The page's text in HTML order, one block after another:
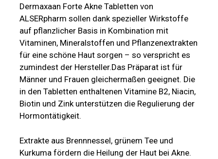
Dermaxaan Forte Akne Tabletten von
ALSERpharm sollen dank spezieller Wirkstoffe
auf pflanzlicher Basis in Kombination mit
Vitaminen, Mineralstoffen und Pflanzenextrakten
für eine schöne Haut sorgen – so verspricht es
zumindest der Hersteller.Das Präparat ist für
Männer und Frauen gleichermaßen geeignet. Die
in den Tabletten enthaltenen Vitamine B2, Niacin,
Biotin und Zink unterstützen die Regulierung der
Hormontätigkeit.
Extrakte aus Brennnessel, grünem Tee und
Kurkuma fördern die Heilung der Haut bei Akne.